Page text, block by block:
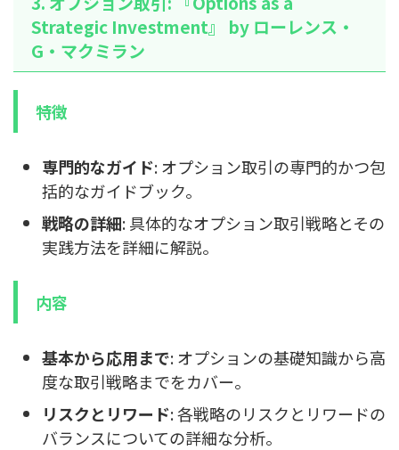
Strategic Investment』 by ローレンス・
G・マクミラン
特徴
専門的なガイド: オプション取引の専門的かつ包
括的なガイドブック。
戦略の詳細: 具体的なオプション取引戦略とその
実践方法を詳細に解説。
内容
基本から応用まで: オプションの基礎知識から高
度な取引戦略までをカバー。
リスクとリワード: 各戦略のリスクとリワードの
バランスについての詳細な分析。